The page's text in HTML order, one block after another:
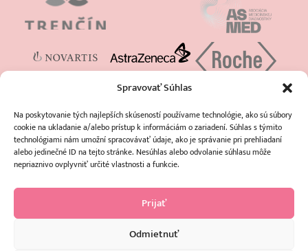
Spravovať Súhlas
Na poskytovanie tých najlepších skúseností používame technológie, ako sú súbory
cookie na ukladanie a/alebo prístup k informáciám o zariadení. Súhlas s týmito
technológiami nám umožní spracovávať údaje, ako je správanie pri prehliadaní
alebo jedinečné ID na tejto stránke. Nesúhlas alebo odvolanie súhlasu môže
nepriaznivo ovplyvniť určité vlastnosti a funkcie.
Prijať
Odmietnuť